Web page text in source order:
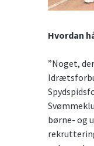
Hvordan
”Noget,
børne- og